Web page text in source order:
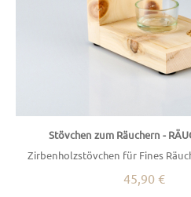
Stövchen zum Räuchern -
Zirbenholzstövchen für Fines
45,90 €